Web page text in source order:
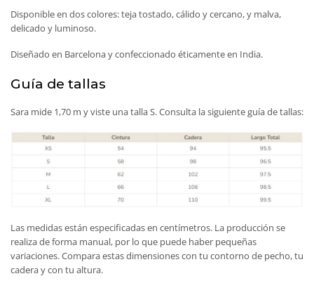
Disponible en dos colores: teja tostado, cálido y cercano, y malva,
delicado y luminoso.
Diseñado en Barcelona y confeccionado éticamente en India.
Guía de tallas
Sara mide 1,70 m y viste una talla S. Consulta la siguiente guía de tallas:
Las medidas están especificadas en centímetros. La producción se
realiza de forma manual, por lo que puede haber pequeñas
variaciones. Compara estas dimensiones con tu contorno de pecho, tu
cadera y con tu altura.